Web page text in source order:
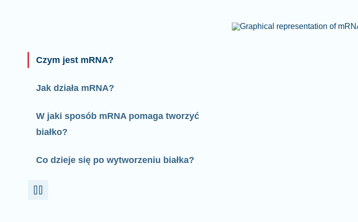
Czym jest mRNA?
Jak działa mRNA?
W jaki sposób mRNA pomaga tworzyć
białko?
Co dzieje się po wytworzeniu białka?